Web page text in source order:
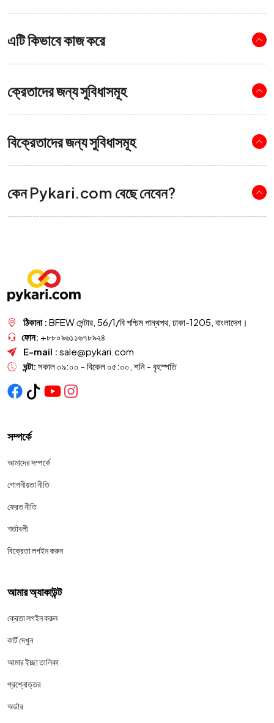
এটি কিভাবে কাজ করে
ক্রেতাদের জন্য সুবিধাসমূহ
বিক্রেতাদের জন্য সুবিধাসমূহ
কেন Pykari.com বেছে নেবেন?
ঠিকানা : BFEW সেন্টার, 56/1/বি পশ্চিম পান্থপথ, ঢাকা-1205, বাংলাদেশ।
ফোন: +৮৮০৯৬১১৬৭৮৯২৪
E-mail : sale@pykari.com
ঘন্টা: সকাল ০৯:০০ - বিকেল ০৫:০০, শনি - বৃহস্পতি
সম্পর্কে
আমাদের সম্পর্কে
গোপনীয়তা নীতি
ফেরত নীতি
শর্তাবলী
বিক্রেতা লগইন করুন
আমার অ্যাকাউন্ট
ক্রেতা লগইন করুন
কার্ট দেখুন
আমার ইচ্ছা তালিকা
প্রশ্নোত্তর
অর্ডার